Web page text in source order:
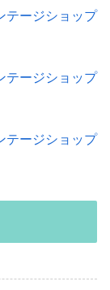
テージショップ
テージショップ
テージショップ